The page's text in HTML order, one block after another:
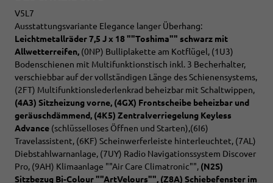
V5L7
Ausstattungsvariante Elegance langer Überhang:
Leichtmetallräder 7,5 J x 18 ""Toshima"" schwarz mit
Allwetterreifen, (0NP) Bulliplakette am Kotflügel, (1U3)
Bodenschienen mit Multifunktionstisch inkl. 3 Becherhalter,
verschiebbar auf der vollständigen Länge des Schienensystems,
(2FT) Multifunktionslederlenkrad beheizbar mit Schaltwippen,
(4A3) Sitzheizung vorne, (4GX) Frontscheibe beheizbar und
geräuschdämmend, (4K5) Zentralverriegelung Keyless
Advance (schlüsselloses Öffnen und Starten),(6I6)
Travelassistent, (6KF) Scheinwerferleiste hinterleuchtet, (7AL)
Diebstahlwarnanlage, (7UY) Radio Navigationssystem Discover
Pro, (9AH) Klimaanlage ""Air Care Climatronic"", (N2S)
Sitzbezug Bi-Colour ""ArtVelours"", (Z8A) Schiebefenster im